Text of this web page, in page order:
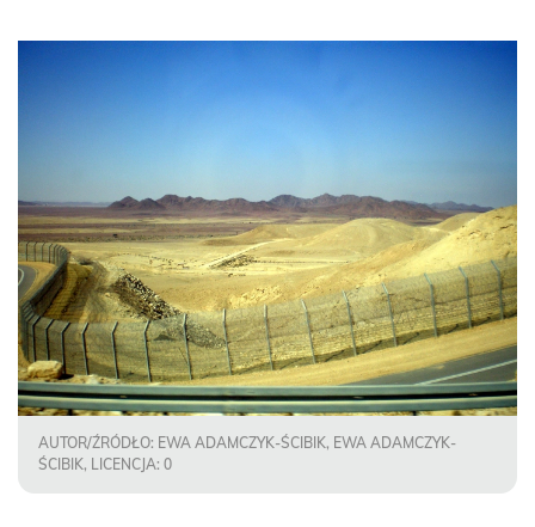
AUTOR/ŹRÓDŁO: EWA ADAMCZYK-ŚCIBIK, EWA ADAMCZYK-
ŚCIBIK, LICENCJA: 0